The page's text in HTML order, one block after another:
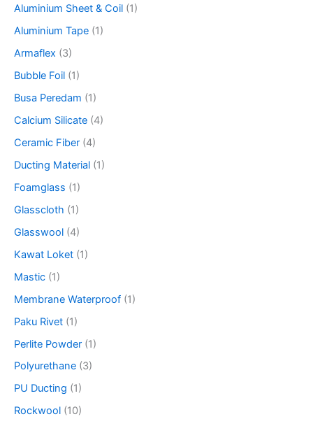
o
:
Aluminium Sheet & Coil (1)
Aluminium Tape (1)
Armaflex (3)
Bubble Foil (1)
Busa Peredam (1)
Calcium Silicate (4)
Ceramic Fiber (4)
Ducting Material (1)
Foamglass (1)
Glasscloth (1)
Glasswool (4)
Kawat Loket (1)
Mastic (1)
Membrane Waterproof (1)
Paku Rivet (1)
Perlite Powder (1)
Polyurethane (3)
PU Ducting (1)
Rockwool (10)